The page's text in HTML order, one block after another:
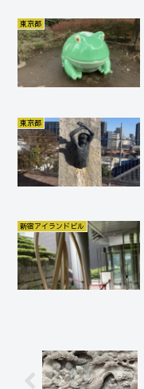
東京都
東京都
新宿アイランドビル